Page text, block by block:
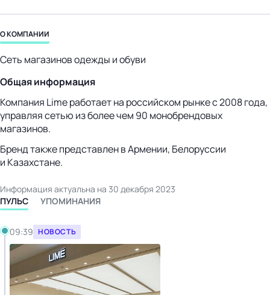
бизнес-центр
О КОМПАНИИ
Сеть магазинов одежды и обуви
Общая информация
Компания Lime работает на российском рынке с 2008 года,
управляя сетью из более чем 90 монобрендовых
магазинов.
Бренд также представлен в Армении, Белоруссии
и Казахстане.
Информация актуальна на 30 декабря 2023
ПУЛЬС
УПОМИНАНИЯ
09:39 НОВОСТЬ